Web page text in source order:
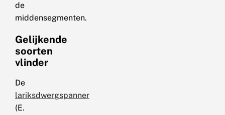
de
middensegmenten.
Gelijkende
soorten
vlinder
De
lariksdwergspanner
(E.